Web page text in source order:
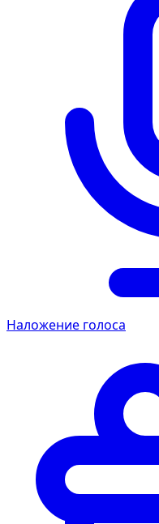
Наложение голоса